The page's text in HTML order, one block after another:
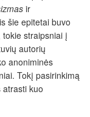
ir
šie epitetai buvo
straipsniai į
autorių
anoniminės
Tokį pasirinkimą
kuo